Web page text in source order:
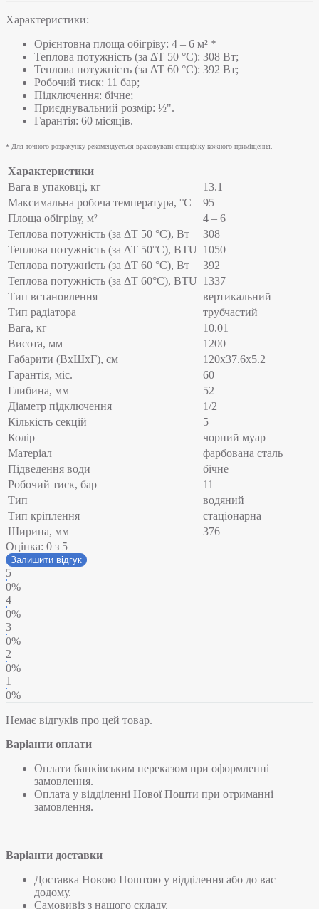
Характеристики:
Орієнтовна площа обігріву: 4 – 6 м² *
Теплова потужність (за ΔT 50 °C): 308 Вт;
Теплова потужність (за ΔT 60 °C): 392 Вт;
Робочий тиск: 11 бар;
Підключення: бічне;
Приєднувальний розмір: ½".
Гарантія: 60 місяців.
* Для точного розрахунку рекомендується враховувати специфіку кожного приміщення.
Характеристики
Вага в упаковці, кг
13.1
Максимальна робоча температура, °C
95
Площа обігріву, м²
4 – 6
Теплова потужність (за ΔT 50 °C), Вт
308
Теплова потужність (за ΔT 50°С), BTU 1050
Теплова потужність (за ΔT 60 °C), Вт
392
Теплова потужність (за ΔT 60°С), BTU 1337
Тип встановлення
вертикальний
Тип радіатора
трубчастий
Вага, кг
10.01
Висота, мм
1200
Габарити (ВхШхГ), см
120x37.6x5.2
Гарантія, міс.
60
Глибина, мм
52
Діаметр підключення
1/2
Кількість секцій
5
Колір
чорний муар
Матеріал
фарбована сталь
Підведення води
бічне
Робочий тиск, бар
11
Тип
водяний
Тип кріплення
стаціонарна
Ширина, мм
376
Оцінка: 0 з 5
Залишити відгук
5
0%
4
0%
3
0%
2
0%
1
0%
Немає відгуків про цей товар.
Варіанти оплати
Оплати банківським переказом при оформленні
замовлення.
Оплата у відділенні Нової Пошти при отриманні
замовлення.
Варіанти доставки
Доставка Новою Поштою у відділення або до вас
додому.
Самовивіз з нашого складу.